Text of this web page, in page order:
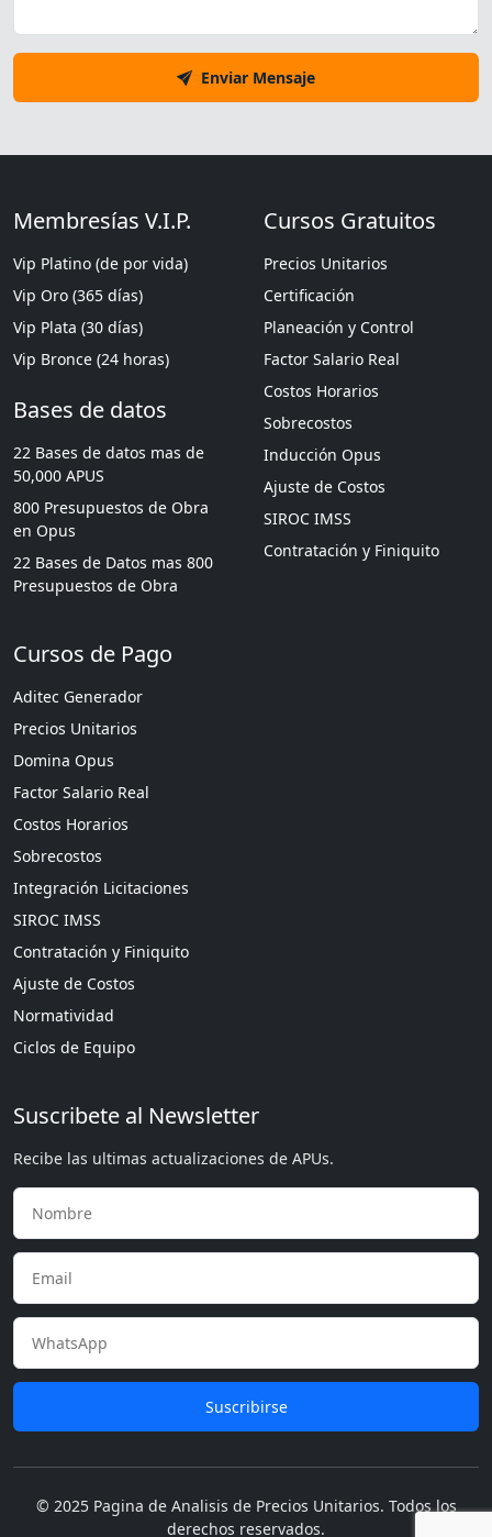
Enviar Mensaje
Membresías V.I.P.
Vip Platino (de por vida)
Vip Oro (365 días)
Vip Plata (30 días)
Vip Bronce (24 horas)
Bases de datos
22 Bases de datos mas de
50,000 APUS
800 Presupuestos de Obra
en Opus
22 Bases de Datos mas 800
Presupuestos de Obra
Cursos Gratuitos
Precios Unitarios
Certificación
Planeación y Control
Factor Salario Real
Costos Horarios
Sobrecostos
Inducción Opus
Ajuste de Costos
SIROC IMSS
Contratación y Finiquito
Cursos de Pago
Aditec Generador
Precios Unitarios
Domina Opus
Factor Salario Real
Costos Horarios
Sobrecostos
Integración Licitaciones
SIROC IMSS
Contratación y Finiquito
Ajuste de Costos
Normatividad
Ciclos de Equipo
Suscribete al Newsletter
Recibe las ultimas actualizaciones de APUs.
Suscribirse
© 2025 Pagina de Analisis de Precios Unitarios. Todos los
derechos reservados.